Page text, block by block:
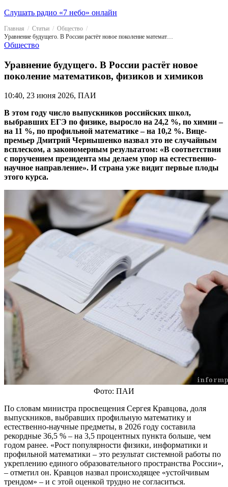
Слушать радио «7 небо» онлайн
Главная Статьи
Общество
Уравнение будущего. В России растёт новое поколение математиков, физиков и химиков
Общество
Уравнение будущего. В России растёт новое
поколение математиков, физиков и химиков
10:40, 23 июня 2026, ПАИ
В этом году число выпускников российских школ,
выбравших ЕГЭ по физике, выросло на 24,2 %, по химии –
на 11 %, по профильной математике – на 10,2 %. Вице-
премьер Дмитрий Чернышенко назвал это не случайным
всплеском, а закономерным результатом: «В соответствии
с поручением президента мы делаем упор на естественно-
научное направление». И страна уже видит первые плоды
этого курса.
Фото: ПАИ
По словам министра просвещения Сергея Кравцова, доля
выпускников, выбравших профильную математику и
естественно-научные предметы, в 2026 году составила
рекордные 36,5 % – на 3,5 процентных пункта больше, чем
годом ранее. «Рост популярности физики, информатики и
профильной математики – это результат системной работы по
укреплению единого образовательного пространства России»,
– отметил он. Кравцов назвал происходящее «устойчивым
трендом» – и с этой оценкой трудно не согласиться.